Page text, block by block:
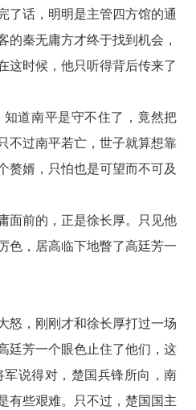
了话，明明是主管四方馆的通
的秦无庸方才终于找到机会，
这时候，他只听得背后传来了
知道南平是守不住了，竟然把
不过南平若亡，世子就算想靠
赘婿，只怕也是可望而不可及
面前的，正是徐长厚。只见他
色，居高临下地瞥了高廷芳一
怒，刚刚才和徐长厚打过一场
廷芳一个眼色止住了他们，这
军说得对，楚国兵锋所向，南
有些艰难。只不过，楚国国主